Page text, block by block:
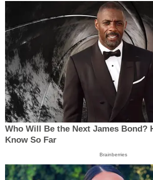
Who Will Be the Next James Bond?
Know So Far
Brainberries